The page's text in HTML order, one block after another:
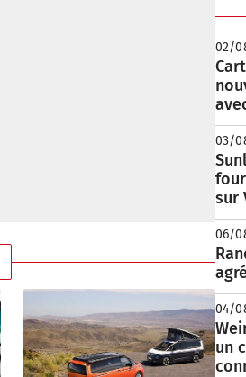
02/
03/
sur
06/
04/
un